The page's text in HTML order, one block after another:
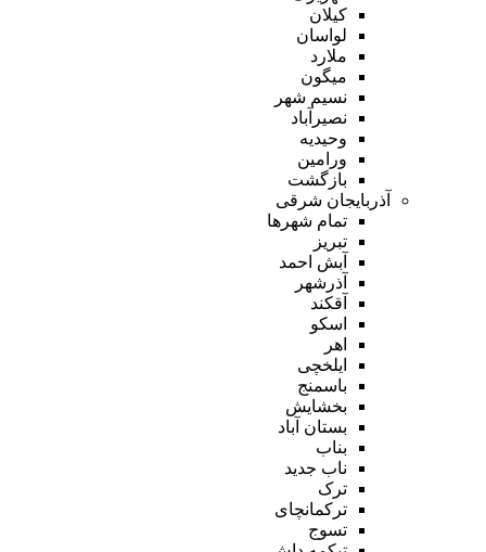
کیلان
لواسان
ملارد
میگون
نسیم شهر
نصیرآباد
وحیدیه
ورامین
بازگشت
آذربایجان شرقی
تمام شهر‌ها
تبریز
آبش احمد
آذرشهر
آقکند
اسکو
اهر
ایلخچی
باسمنج
بخشایش
بستان آباد
بناب
ناب جدید
ترک
ترکمانچای
تسوج